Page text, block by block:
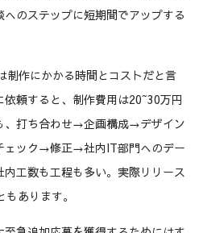
のステップに短期間でアップする
制作にかかる時間とコストだと言
頼すると、制作費用は20~30万円
、打ち合わせ→企画構成→デザイン
ック→修正→社内IT部門へのデー
工数も工程も多い。実際リリース
あります。